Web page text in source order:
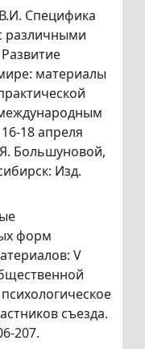
Специфика
различными
материалы
18 апреля
Большуновой,
Изд.
форм
V
съезда.
207.